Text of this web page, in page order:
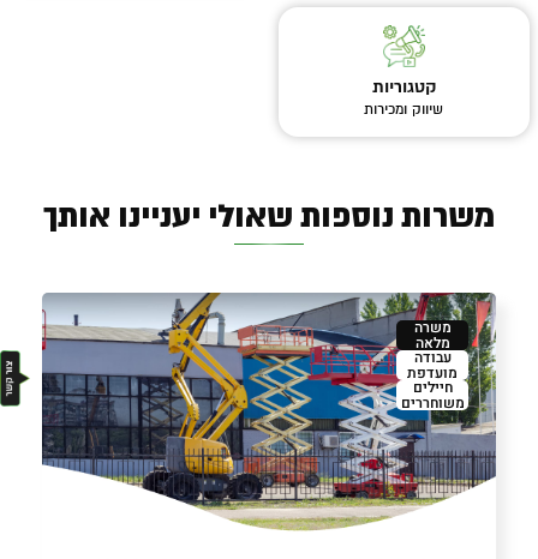
קטגוריות
שיווק ומכירות
משרות נוספות שאולי יעניינו אותך
משרה
מלאה
עבודה
מועדפת
חיילים
משוחררים